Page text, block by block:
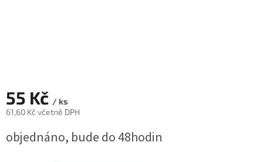
55 Kč / ks
61,60 Kč včetně DPH
cena:
objednáno, bude do 48hodin